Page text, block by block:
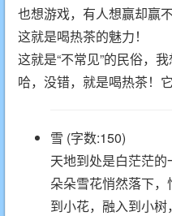
也想游戏，有人想赢却赢
这就是喝热茶的魅力！
这就是“不常见”的民俗，
哈，没错，就是喝热茶！
雪 (字数:150)
天地到处是白茫茫
朵朵雪花悄然落下
到小花，融入到小树